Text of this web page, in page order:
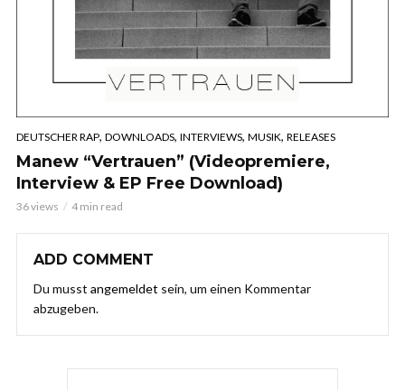
DEUTSCHER RAP, DOWNLOADS, INTERVIEWS, MUSIK, RELEASES
Manew “Vertrauen” (Videopremiere,
Interview & EP Free Download)
36 views 4 min read
ADD COMMENT
Du musst angemeldet sein, um einen Kommentar
abzugeben.